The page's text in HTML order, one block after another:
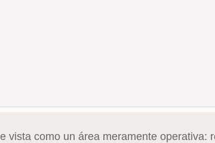
vista como un área meramente operativa: